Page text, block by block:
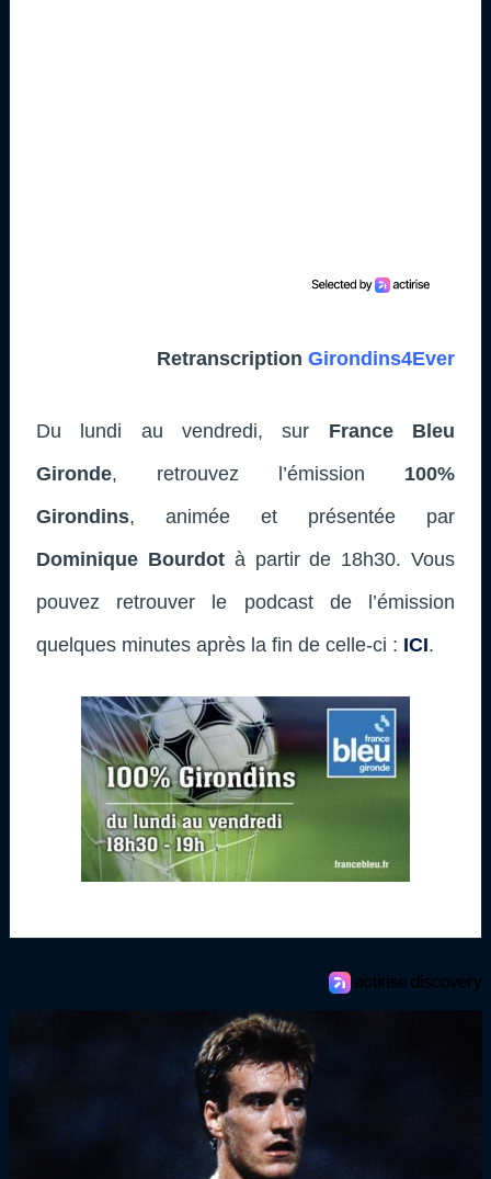
Retranscription Girondins4Ever
Du lundi au vendredi, sur
France Bleu
Gironde, retrouvez l’émission
100%
Girondins, animée et présentée par
Dominique Bourdot à partir de 18h30. Vous
pouvez retrouver le podcast de l’émission
quelques minutes après la fin de celle-ci : ICI.